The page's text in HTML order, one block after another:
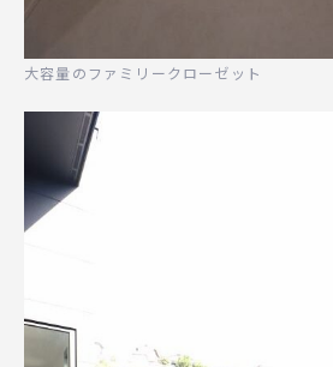
大容量のファミリークローゼット